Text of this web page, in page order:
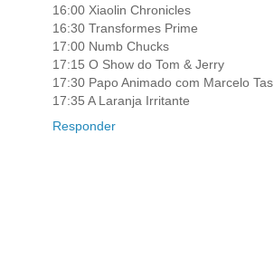
16:00 Xiaolin Chronicles
16:30 Transformes Prime
17:00 Numb Chucks
17:15 O Show do Tom & Jerry
17:30 Papo Animado com Marcelo Tas
17:35 A Laranja Irritante
Responder